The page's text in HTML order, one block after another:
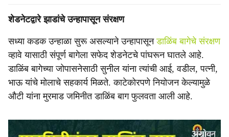
शेडनेटद्वारे झाडांचे उन्हापासून संरक्षण
सध्या कडक उन्हाळा सुरू असल्याने उन्हापासूनडाळिंब बागेचे संरक्षण
व्हावे यासाठी संपूर्ण बागेला सफेद शेडनेटचे पांघरून घातले आहे.
डाळिंब बागेच्या जोपासनेसाठी सुनील यांना त्यांची आई, वडील, पत्नी,
भाऊ यांचे मोलाचे सहकार्य मिळते. काटेकोरपणे नियोजन केल्यामुळे
औटी यांना मुरमाड जमिनीत डाळिंब बाग फुलवता आली आहे.